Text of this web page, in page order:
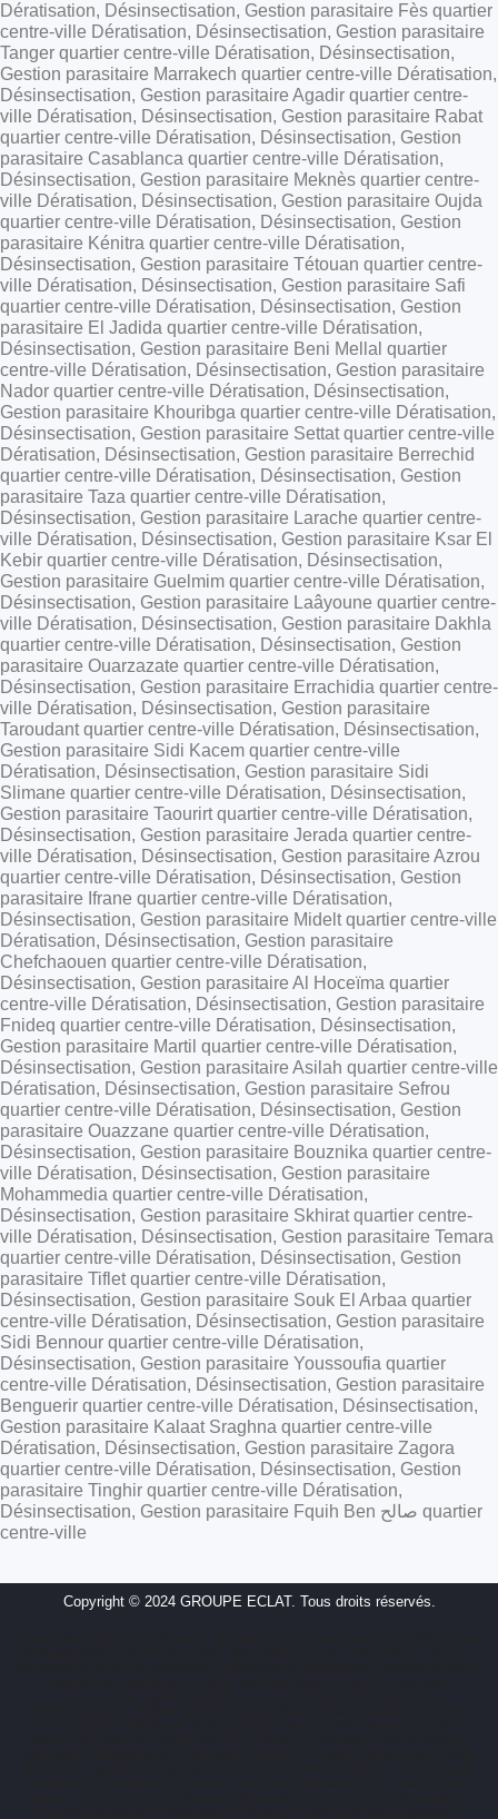
Dératisation, Désinsectisation, Gestion parasitaire Fès quartier
centre-ville Dératisation, Désinsectisation, Gestion parasitaire
Tanger quartier centre-ville Dératisation, Désinsectisation,
Gestion parasitaire Marrakech quartier centre-ville Dératisation,
Désinsectisation, Gestion parasitaire Agadir quartier centre-
ville Dératisation, Désinsectisation, Gestion parasitaire Rabat
quartier centre-ville Dératisation, Désinsectisation, Gestion
parasitaire Casablanca quartier centre-ville Dératisation,
Désinsectisation, Gestion parasitaire Meknès quartier centre-
ville Dératisation, Désinsectisation, Gestion parasitaire Oujda
quartier centre-ville Dératisation, Désinsectisation, Gestion
parasitaire Kénitra quartier centre-ville Dératisation,
Désinsectisation, Gestion parasitaire Tétouan quartier centre-
ville Dératisation, Désinsectisation, Gestion parasitaire Safi
quartier centre-ville Dératisation, Désinsectisation, Gestion
parasitaire El Jadida quartier centre-ville Dératisation,
Désinsectisation, Gestion parasitaire Beni Mellal quartier
centre-ville Dératisation, Désinsectisation, Gestion parasitaire
Nador quartier centre-ville Dératisation, Désinsectisation,
Gestion parasitaire Khouribga quartier centre-ville Dératisation,
Désinsectisation, Gestion parasitaire Settat quartier centre-ville
Dératisation, Désinsectisation, Gestion parasitaire Berrechid
quartier centre-ville Dératisation, Désinsectisation, Gestion
parasitaire Taza quartier centre-ville Dératisation,
Désinsectisation, Gestion parasitaire Larache quartier centre-
ville Dératisation, Désinsectisation, Gestion parasitaire Ksar El
Kebir quartier centre-ville Dératisation, Désinsectisation,
Gestion parasitaire Guelmim quartier centre-ville Dératisation,
Désinsectisation, Gestion parasitaire Laâyoune quartier centre-
ville Dératisation, Désinsectisation, Gestion parasitaire Dakhla
quartier centre-ville Dératisation, Désinsectisation, Gestion
parasitaire Ouarzazate quartier centre-ville Dératisation,
Désinsectisation, Gestion parasitaire Errachidia quartier centre-
ville Dératisation, Désinsectisation, Gestion parasitaire
Taroudant quartier centre-ville Dératisation, Désinsectisation,
Gestion parasitaire Sidi Kacem quartier centre-ville
Dératisation, Désinsectisation, Gestion parasitaire Sidi
Slimane quartier centre-ville Dératisation, Désinsectisation,
Gestion parasitaire Taourirt quartier centre-ville Dératisation,
Désinsectisation, Gestion parasitaire Jerada quartier centre-
ville Dératisation, Désinsectisation, Gestion parasitaire Azrou
quartier centre-ville Dératisation, Désinsectisation, Gestion
parasitaire Ifrane quartier centre-ville Dératisation,
Désinsectisation, Gestion parasitaire Midelt quartier centre-ville
Dératisation, Désinsectisation, Gestion parasitaire
Chefchaouen quartier centre-ville Dératisation,
Désinsectisation, Gestion parasitaire Al Hoceïma quartier
centre-ville Dératisation, Désinsectisation, Gestion parasitaire
Fnideq quartier centre-ville Dératisation, Désinsectisation,
Gestion parasitaire Martil quartier centre-ville Dératisation,
Désinsectisation, Gestion parasitaire Asilah quartier centre-ville
Dératisation, Désinsectisation, Gestion parasitaire Sefrou
quartier centre-ville Dératisation, Désinsectisation, Gestion
parasitaire Ouazzane quartier centre-ville Dératisation,
Désinsectisation, Gestion parasitaire Bouznika quartier centre-
ville Dératisation, Désinsectisation, Gestion parasitaire
Mohammedia quartier centre-ville Dératisation,
Désinsectisation, Gestion parasitaire Skhirat quartier centre-
ville Dératisation, Désinsectisation, Gestion parasitaire Temara
quartier centre-ville Dératisation, Désinsectisation, Gestion
parasitaire Tiflet quartier centre-ville Dératisation,
Désinsectisation, Gestion parasitaire Souk El Arbaa quartier
centre-ville Dératisation, Désinsectisation, Gestion parasitaire
Sidi Bennour quartier centre-ville Dératisation,
Désinsectisation, Gestion parasitaire Youssoufia quartier
centre-ville Dératisation, Désinsectisation, Gestion parasitaire
Benguerir quartier centre-ville Dératisation, Désinsectisation,
Gestion parasitaire Kalaat Sraghna quartier centre-ville
Dératisation, Désinsectisation, Gestion parasitaire Zagora
quartier centre-ville Dératisation, Désinsectisation, Gestion
parasitaire Tinghir quartier centre-ville Dératisation,
Désinsectisation, Gestion parasitaire Fquih Ben صالح quartier
centre-ville
Copyright © 2024 GROUPE ECLAT. Tous droits réservés.